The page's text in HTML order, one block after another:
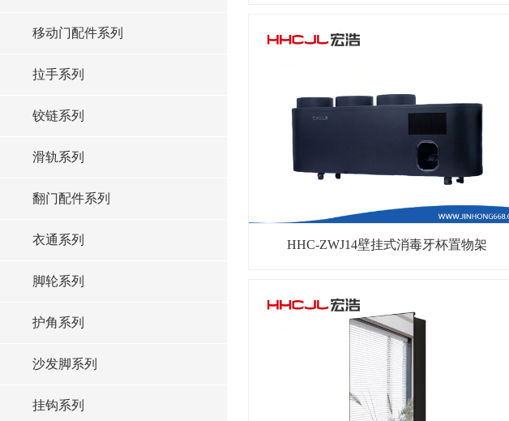
移动门配件系列
拉手系列
铰链系列
滑轨系列
翻门配件系列
衣通系列
脚轮系列
护角系列
沙发脚系列
挂钩系列
HHC-ZWJ14壁挂式消毒牙杯置物架